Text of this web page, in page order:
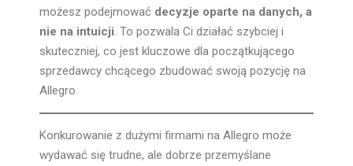
możesz podejmować decyzje oparte na danych, a
nie na intuicji. To pozwala Ci działać szybciej i
skuteczniej, co jest kluczowe dla początkującego
sprzedawcy chcącego zbudować swoją pozycję na
Allegro.
Konkurowanie z dużymi firmami na Allegro może
wydawać się trudne, ale dobrze przemyślane